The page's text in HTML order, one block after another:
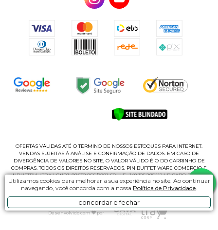
OFERTAS VÁLIDAS ATÉ O TÉRMINO DE NOSSOS ESTOQUES PARA INTERNET.
VENDAS SUJEITAS À ANÁLISE E CONFIRMAÇÃO DE DADOS. EM CASO DE
DIVERGÊNCIA DE VALORES NO SITE, O VALOR VÁLIDO É O DO CARRINHO DE
COMPRAS. TODOS OS DIREITOS RESERVADOS. PIN BUFFET WARE COMERCIO E
INDUSTRIA LTDA | CNPJ: 09.552.066/0001-69 | I.E.: 148.125.295.112 | R CABO ROMEU
CASAGRANDE, 135 - B | CEP 02180-060 - PQ NOVO MUNDO | SÃO PAUL/SP
Desenvolvido com por
Utilizamos cookies para melhorar a sua experiência no site. Ao continuar
navegando, você concorda com a nossa Política de Privacidade.
concordar e fechar